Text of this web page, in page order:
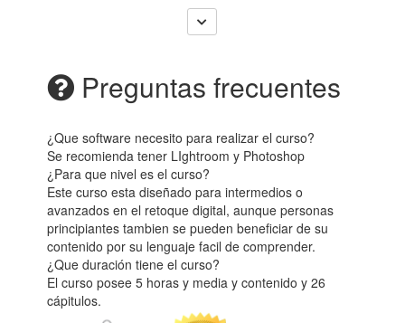
Preguntas frecuentes
¿Que software necesito para realizar el curso?
Se recomienda tener LIghtroom y Photoshop
¿Para que nivel es el curso?
Este curso esta diseñado para intermedios o
avanzados en el retoque digital, aunque personas
principiantes tambien se pueden beneficiar de su
contenido por su lenguaje facil de comprender.
¿Que duración tiene el curso?
El curso posee 5 horas y media y contenido y 26
cápitulos.